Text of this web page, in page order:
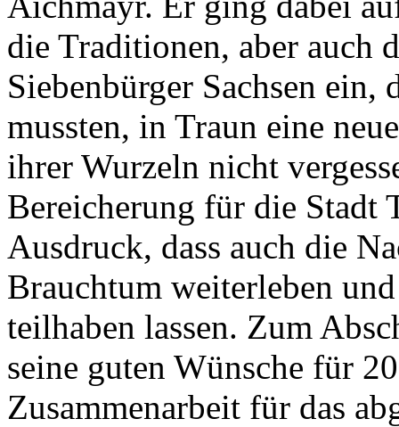
die Traditionen, aber auch
Siebenbürger Sachsen ein,
mussten, in Traun eine
ihrer Wurzeln nicht
Bereicherung für die Stadt
Ausdruck, dass auch die
Brauchtum weiterleben
teilhaben lassen. Zum
seine guten Wünsche für
Zusammenarbeit für das